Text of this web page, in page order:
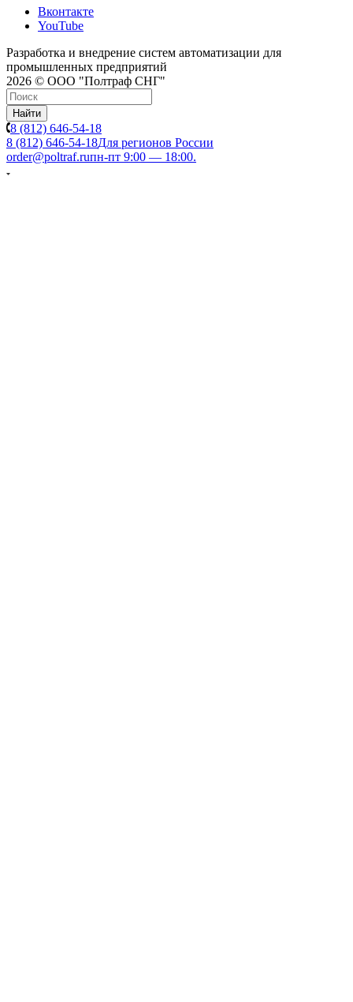
Вконтакте
YouTube
Разработка и внедрение систем автоматизации для
промышленных предприятий
2026 © ООО "Полтраф СНГ"
Найти
8 (812) 646-54-18
8 (812) 646-54-18Для регионов России
order@poltraf.ruпн-пт 9:00 — 18:00.